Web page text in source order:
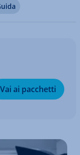
Vai ai pacchetti